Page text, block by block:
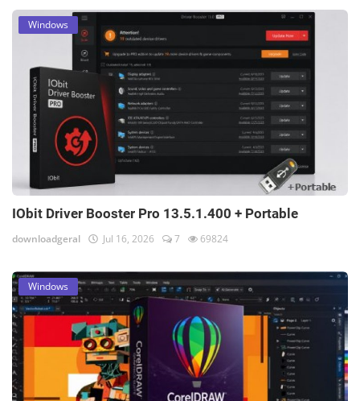
Windows
IObit Driver Booster Pro 13.5.1.400 + Portable
downloadgeral Jul 16, 2026 7 69824
Windows